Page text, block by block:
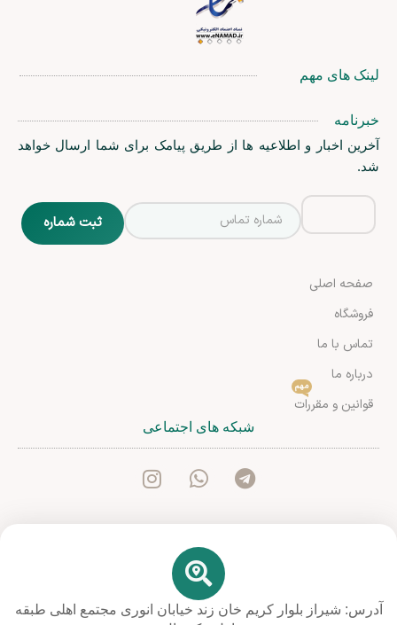
لینک های مهم
خبرنامه
آخرین اخبار و اطلاعیه ها از طریق پیامک برای شما ارسال خواهد
شد.
صفحه اصلی
فروشگاه
تماس با ما
درباره ما
قوانین و مقررات
مهم
شبکه های اجتماعی
آدرس: شیراز بلوار کریم خان زند خیابان انوری مجتمع اهلی طبقه